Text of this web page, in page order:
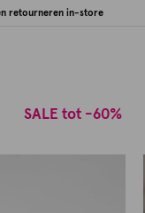
retourneren in-store
SALE tot -60%